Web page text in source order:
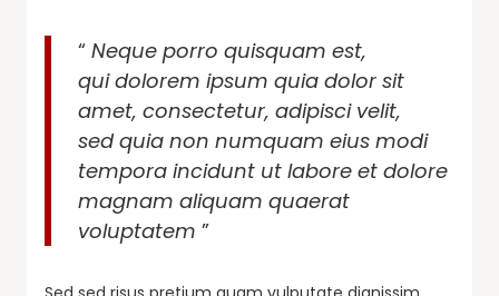
“ Neque porro quisquam est,
qui dolorem ipsum quia dolor sit
amet, consectetur, adipisci velit,
sed quia non numquam eius modi
tempora incidunt ut labore et dolore
magnam aliquam quaerat
voluptatem ”